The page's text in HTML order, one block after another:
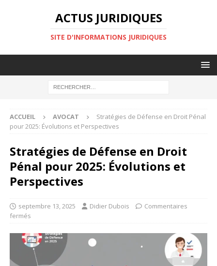
ACTUS JURIDIQUES
SITE D'INFORMATIONS JURIDIQUES
ACCUEIL AVOCAT
Stratégies de Défense en Droit Pénal
pour 2025: Évolutions et Perspectives
Stratégies de Défense en Droit
Pénal pour 2025: Évolutions et
Perspectives
septembre 13, 2025 Didier Dubois
Commentaires
fermés